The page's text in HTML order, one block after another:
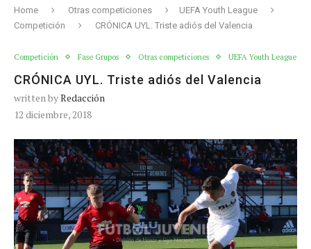
Home Otras competiciones
UEFA Youth League
Competición
CRÓNICA UYL. Triste adiós del Valencia
Competición Fase Grupos Otras competiciones UEFA Youth League
CRÓNICA UYL. Triste adiós del Valencia
written byRedacción
12 diciembre, 2018